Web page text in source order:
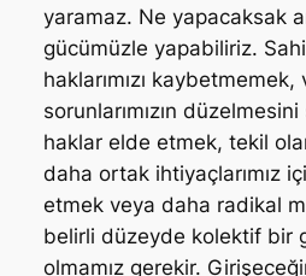
yaramaz. Ne yapacaksak
gücümüzle yapabiliriz.
haklarımızı kaybetmemek,
sorunlarımızın
haklar elde etmek, tekil
daha ortak ihtiyaçlarımız
etmek veya daha radikal
belirli düzeyde kolektif bir
olmamız gerekir.